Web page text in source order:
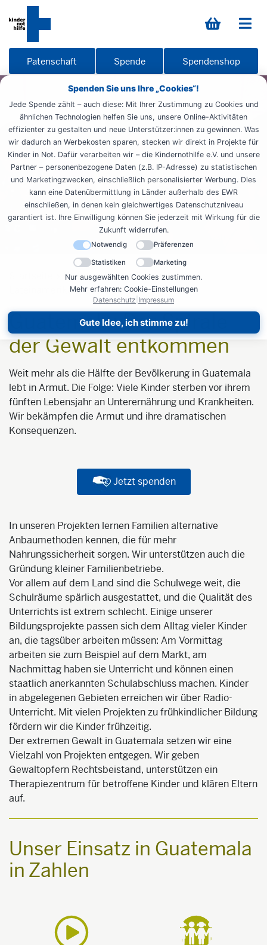
Spenden Sie uns Ihre „Cookies“!
Jede Spende zählt – auch diese: Mit Ihrer Zustimmung zu Cookies und
ähnlichen Technologien helfen Sie uns, unsere Online-Aktivitäten
effizienter zu gestalten und neue Unterstützer:innen zu gewinnen. Was
wir dadurch an Werbekosten sparen, stecken wir direkt in Projekte für
Kinder in Not. Dafür verarbeiten wir – die Kindernothilfe e.V. und unsere
Partner – personenbezogene Daten (z.B. IP-Adresse) zu statistischen
und Marketingzwecken, einschließlich personalisierter Werbung. Dies
kann eine Datenübermittlung in Länder außerhalb des EWR
einschließen, in denen kein gleichwertiges Datenschutzniveau
garantiert ist. Ihre Einwilligung können Sie jederzeit mit Wirkung für die
Zukunft widerrufen.
Notwendig Präferenzen
Statistiken Marketing
Nur ausgewählten Cookies zustimmen.
Mehr erfahren: Cookie-Einstellungen
Datenschutz Impressum
Gute Idee, ich stimme zu!
Patenschaft Spende Spendenshop
Weltweit aktiv
Kontinente
Lateinamerika
Guatemala
Guatemala: Der Spirale
der Gewalt entkommen
Weit mehr als die Hälfte der Bevölkerung in Guatemala
lebt in Armut. Die Folge: Viele Kinder sterben vor ihrem
fünften Lebensjahr an Unterernährung und Krankheiten.
Wir bekämpfen die Armut und ihre dramatischen
Konsequenzen.
Jetzt spenden
In unseren Projekten lernen Familien alternative
Anbaumethoden kennen, die für mehr
Nahrungssicherheit sorgen. Wir unterstützen auch die
Gründung kleiner Familienbetriebe.
Vor allem auf dem Land sind die Schulwege weit, die
Schulräume spärlich ausgestattet, und die Qualität des
Unterrichts ist extrem schlecht. Einige unserer
Bildungsprojekte passen sich dem Alltag vieler Kinder
an, die tagsüber arbeiten müssen: Am Vormittag
arbeiten sie zum Beispiel auf dem Markt, am
Nachmittag haben sie Unterricht und können einen
staatlich anerkannten Schulabschluss machen. Kinder
in abgelegenen Gebieten erreichen wir über Radio-
Unterricht. Mit vielen Projekten zu frühkindlicher Bildung
fördern wir die Kinder frühzeitig.
Der extremen Gewalt in Guatemala setzen wir eine
Vielzahl von Projekten entgegen. Wir geben
Gewaltopfern Rechtsbeistand, unterstützen ein
Therapiezentrum für betroffene Kinder und klären Eltern
auf.
Unser Einsatz in Guatemala
in Zahlen